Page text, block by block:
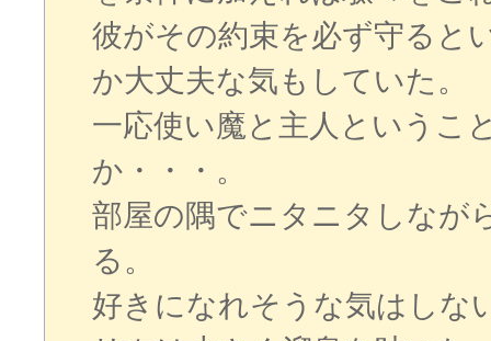
彼がその約束を必ず守ると
か大丈夫な気もしていた。
一応使い魔と主人というこ
か・・・。
部屋の隅でニタニタしなが
る。
好きになれそうな気はしな